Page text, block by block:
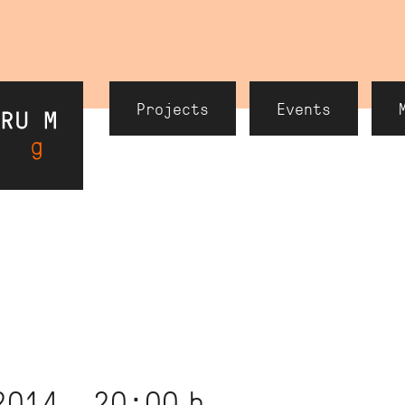
Header
Navigation
Projects Events